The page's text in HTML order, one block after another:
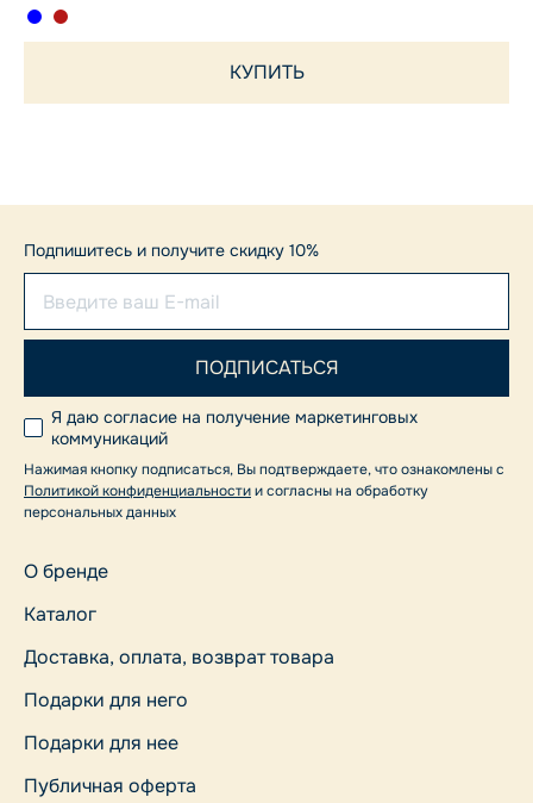
КУПИТЬ
О бренде
Каталог
Доставка, оплата, возврат товара
Подарки для него
Подарки для нее
Публичная оферта
Подпишитесь и получите скидку 10%
Я даю согласие на получение маркетинговых
коммуникаций
Нажимая кнопку подписаться, Вы подтверждаете, что ознакомлены с
Политикой конфиденциальностии согласны на обработку
персональных данных